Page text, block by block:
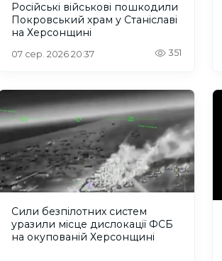
Російські військові пошкодили
Покровський храм у Станіславі
на Херсонщині
07 сер. 2026 20:37 351
Сили безпілотних систем
уразили місце дислокації ФСБ
на окупованій Херсонщині